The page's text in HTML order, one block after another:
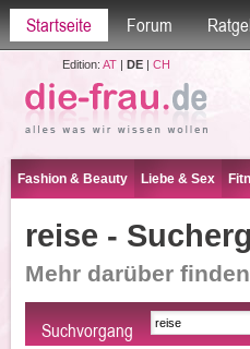
Startseite Forum
Edition: AT| DE| CH
Fashion & Beauty Liebe & Sex
reise -
Mehr darüber
Suchvorgang